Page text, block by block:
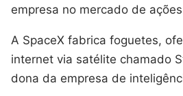
empresa no mercado de
A SpaceX fabrica foguetes,
internet via satélite chamado
dona da empresa de